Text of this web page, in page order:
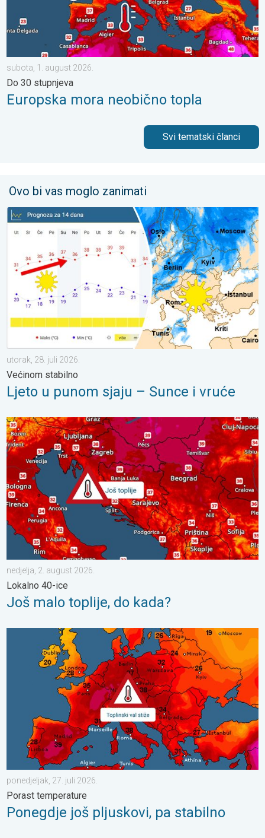
subota, 1. august 2026.
Do 30 stupnjeva
Europska mora neobično topla
Svi tematski članci
Ovo bi vas moglo zanimati
Ljeto u punom sjaju – Sunce i vruće. Većinom stabilno. . .
utorak, 28. juli 2026.
Većinom stabilno
Ljeto u punom sjaju – Sunce i vruće
Još malo toplije, do kada?. Lokalno 40-ice. . . nedjelja, 2.
nedjelja, 2. august 2026.
Lokalno 40-ice
Još malo toplije, do kada?
Ponegdje još pljuskovi, pa stabilno. Porast temperature. . .
ponedjeljak, 27. juli 2026.
Porast temperature
Ponegdje još pljuskovi, pa stabilno